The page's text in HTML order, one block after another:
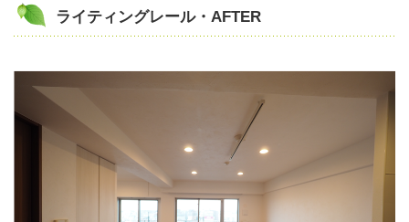
ライティングレール・AFTER